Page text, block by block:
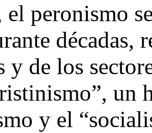
el peronismo
décadas,
y de los
un
y el